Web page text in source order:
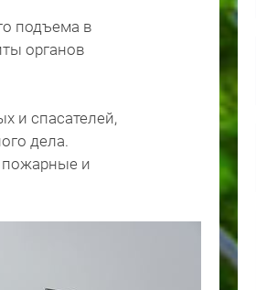
подъема в
органов
и спасателей,
дела.
пожарные и